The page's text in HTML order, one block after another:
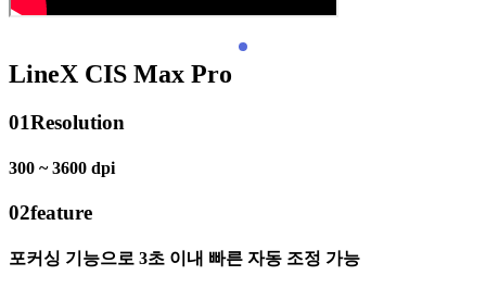
LineX CIS Max Pro
01Resolution
300 ~ 3600 dpi
02feature
포커싱 기능으로 3초 이내 빠른 자동 조정 가능